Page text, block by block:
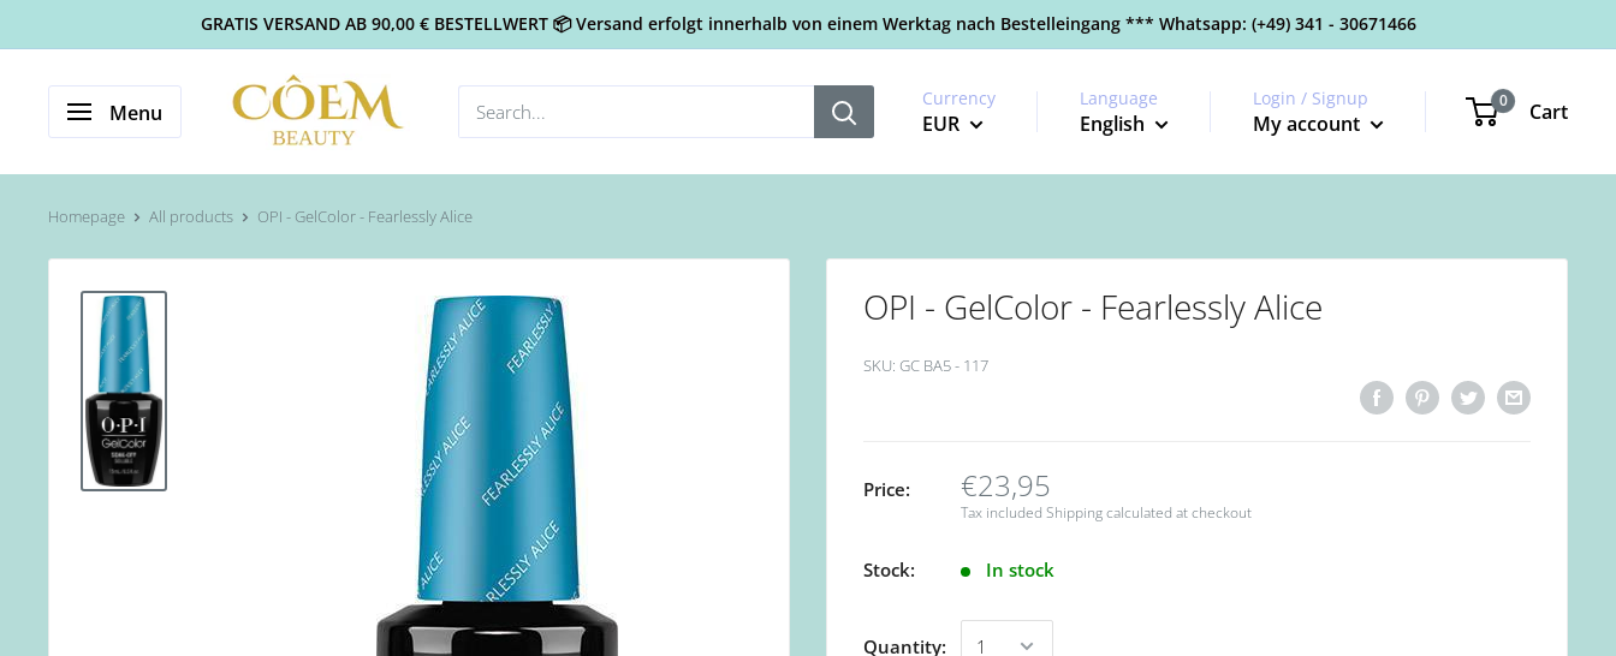
GRATIS VERSAND AB 90,00 € BESTELLWERT 📦 Versand erfolgt innerhalb von einem Werktag nach Bestelleingang *** Whatsapp: (+49) 341 - 30671466
Menu
Currency
EUR
Language
English
Login / Signup
My account
0 Cart
Homepage All products OPI - GelColor - Fearlessly Alice
OPI - GelColor - Fearlessly Alice
SKU: GC BA5 - 117
Price: €23,95
Tax included Shipping calculated at checkout
Stock: In stock
Quantity: